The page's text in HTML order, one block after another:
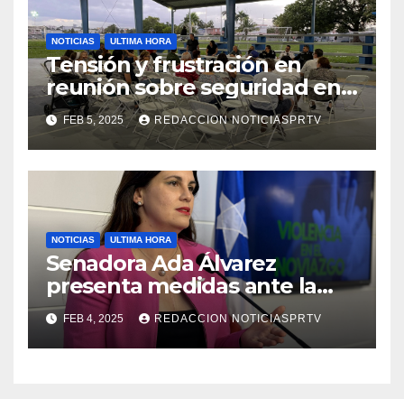
NOTICIAS ULTIMA HORA
Tensión y frustración en
reunión sobre seguridad en
Reparto Metropolitano
FEB 5, 2025 REDACCION NOTICIASPRTV
NOTICIAS ULTIMA HORA
Senadora Ada Álvarez
presenta medidas ante la
violencia en el noviazgo
FEB 4, 2025 REDACCION NOTICIASPRTV